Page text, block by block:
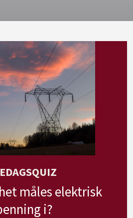
måles elektrisk
i?